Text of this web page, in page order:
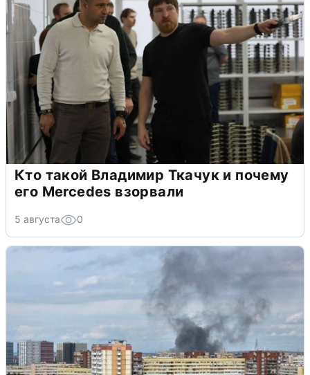
Кто такой Владимир Ткачук и почему
его Mercedes взорвали
5 августа 0